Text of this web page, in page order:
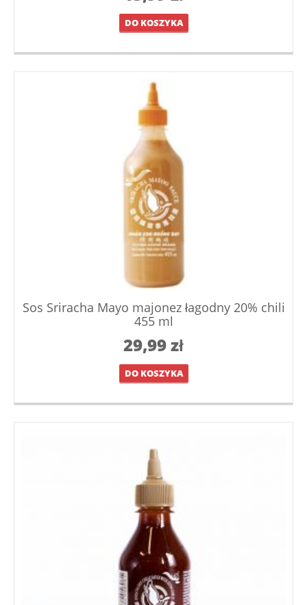
DO KOSZYKA
Sos Sriracha Mayo majonez łagodny 20% chili
455 ml
29,99zł
DO KOSZYKA